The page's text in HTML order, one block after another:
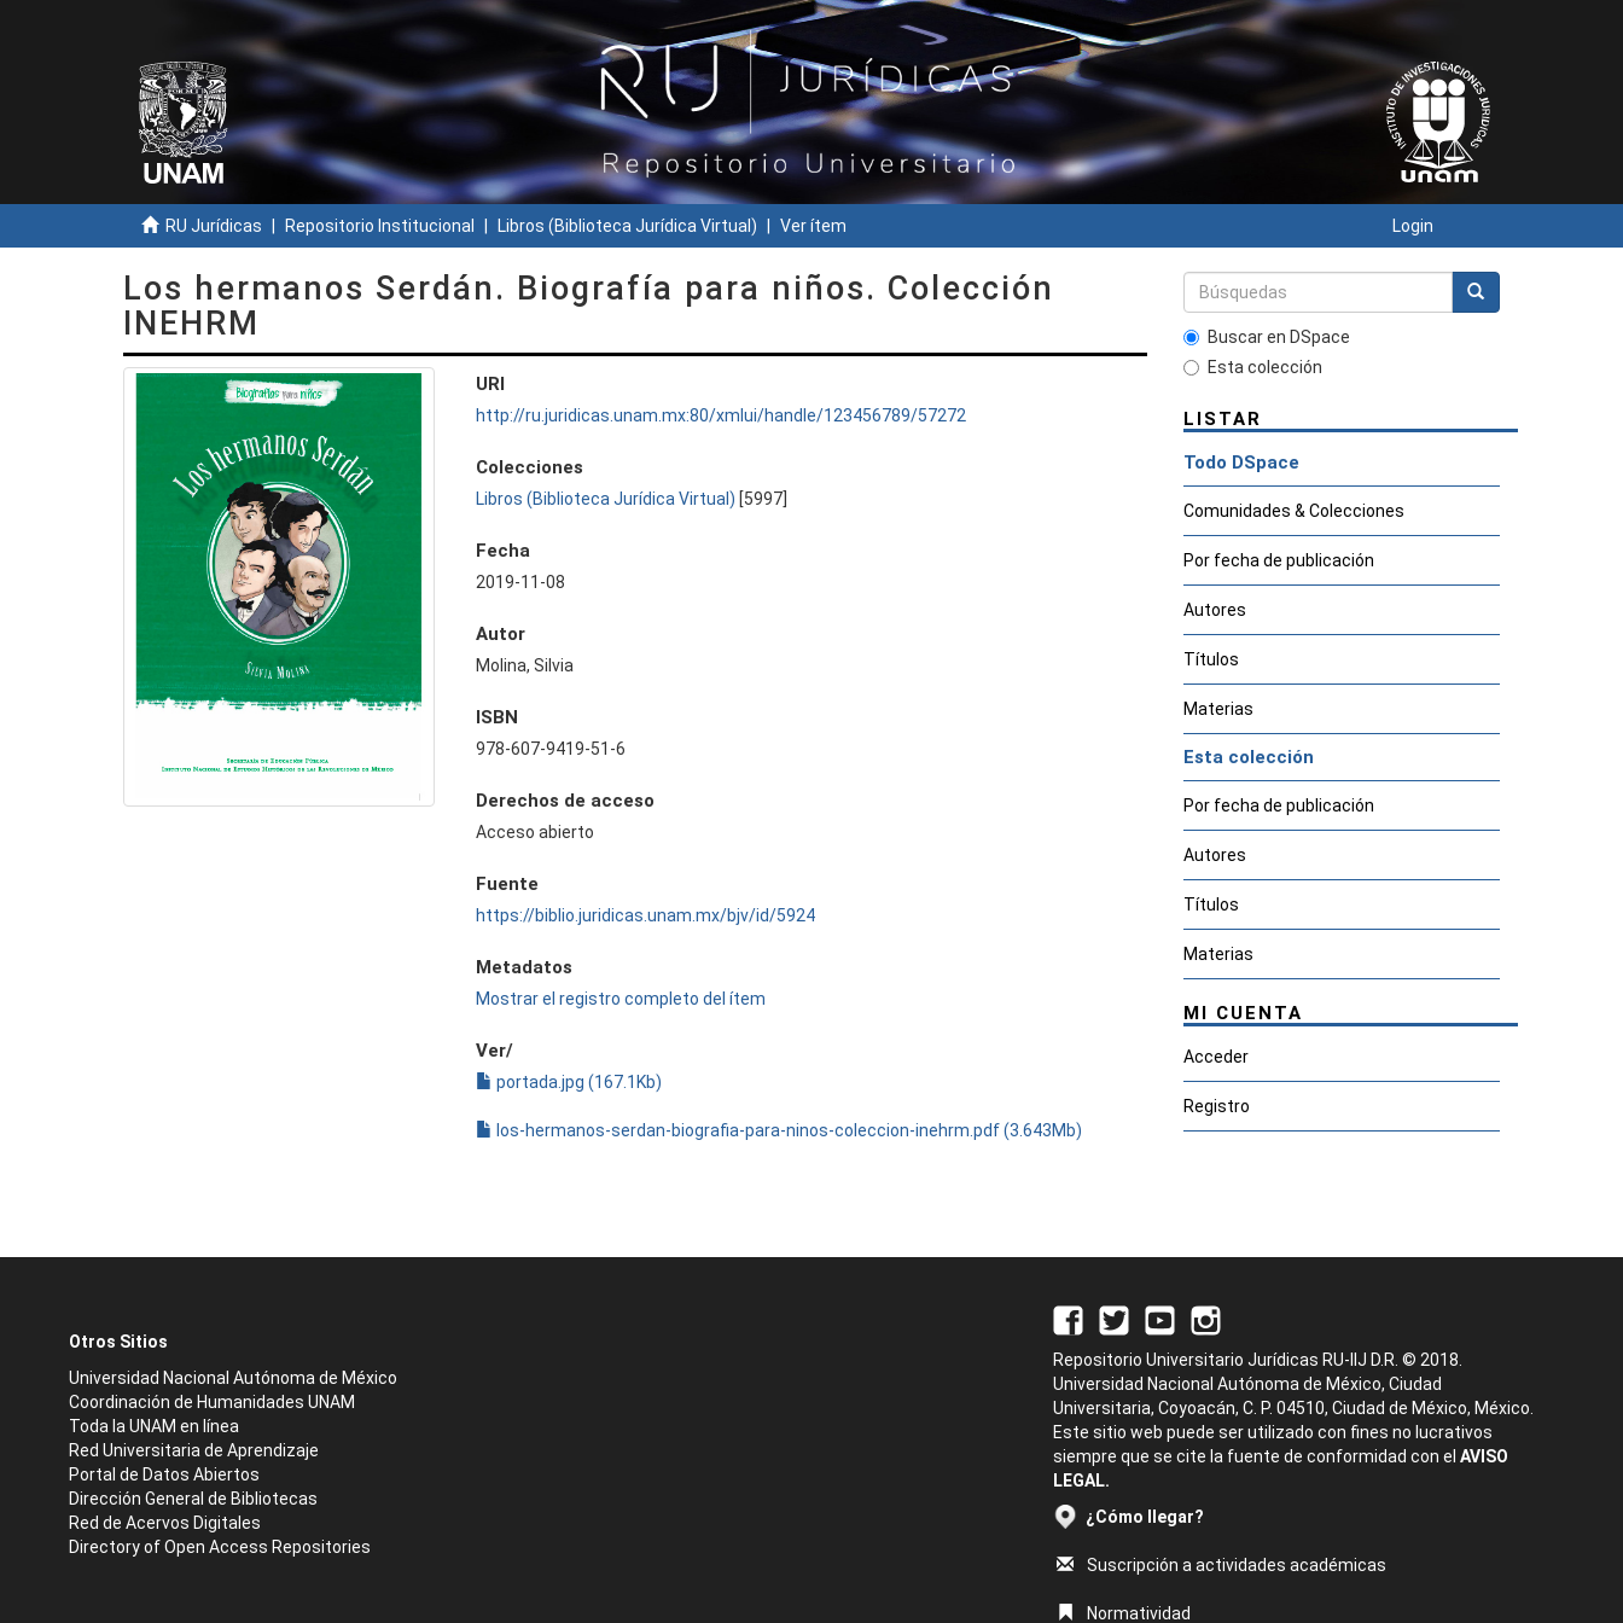
RU Jurídicas Repositorio Institucional Libros (Biblioteca Jurídica Virtual) Ver ítem Login
Los hermanos Serdán. Biografía para niños. Colección
INEHRM
URI
http://ru.juridicas.unam.mx:80/xmlui/handle/123456789/57272
Colecciones
Libros (Biblioteca Jurídica Virtual) [5997]
Fecha
2019-11-08
Autor
Molina, Silvia
ISBN
978-607-9419-51-6
Derechos de acceso
Acceso abierto
Fuente
https://biblio.juridicas.unam.mx/bjv/id/5924
Metadatos
Mostrar el registro completo del ítem
Ver/
portada.jpg (167.1Kb)
los-hermanos-serdan-biografia-para-ninos-coleccion-inehrm.pdf (3.643Mb)
Buscar en DSpace
Esta colección
LISTAR
Todo DSpace
Comunidades & Colecciones
Por fecha de publicación
Autores
Títulos
Materias
Esta colección
Por fecha de publicación
Autores
Títulos
Materias
MI CUENTA
Acceder
Registro
Otros Sitios
Universidad Nacional Autónoma de México
Coordinación de Humanidades UNAM
Toda la UNAM en línea
Red Universitaria de Aprendizaje
Portal de Datos Abiertos
Dirección General de Bibliotecas
Red de Acervos Digitales
Directory of Open Access Repositories
Repositorio Universitario Jurídicas RU-IIJ D.R. © 2018.
Universidad Nacional Autónoma de México, Ciudad
Universitaria, Coyoacán, C. P. 04510, Ciudad de México, México.
Este sitio web puede ser utilizado con fines no lucrativos
siempre que se cite la fuente de conformidad con el AVISO
LEGAL.
¿Cómo llegar?
Suscripción a actividades académicas
Normatividad